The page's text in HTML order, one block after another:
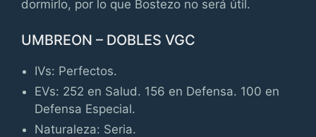
dormirlo, por lo que Bostezo no será útil.
UMBREON – DOBLES VGC
IVs: Perfectos.
EVs: 252 en Salud. 156 en Defensa. 100 en
Defensa Especial.
Naturaleza: Seria.